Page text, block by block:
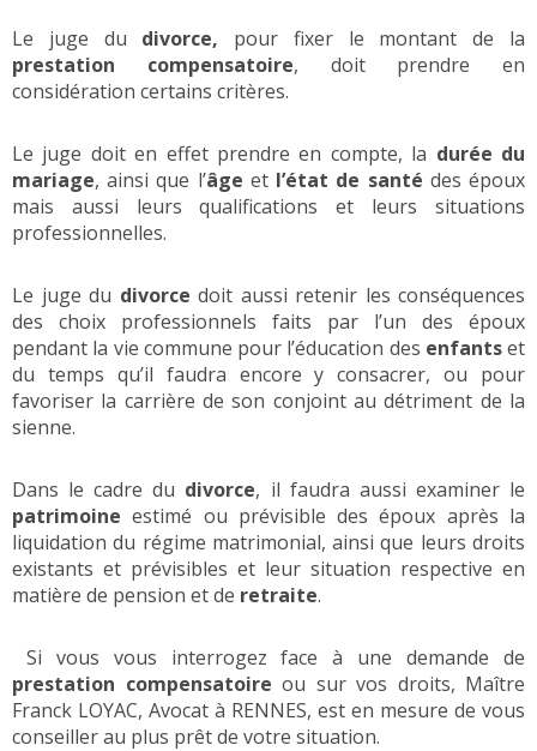
Le juge du divorce, pour fixer le montant de la
prestation compensatoire, doit prendre en
considération certains critères.
Le juge doit en effet prendre en compte, la durée du
mariage, ainsi que l’âge et l’état de santé des époux
mais aussi leurs qualifications et leurs situations
professionnelles.
Le juge du divorce doit aussi retenir les conséquences
des choix professionnels faits par l’un des époux
pendant la vie commune pour l’éducation des enfantset
du temps qu’il faudra encore y consacrer, ou pour
favoriser la carrière de son conjoint au détriment de la
sienne.
Dans le cadre du divorce, il faudra aussi examiner le
patrimoine estimé ou prévisible des époux après la
liquidation du régime matrimonial, ainsi que leurs droits
existants et prévisibles et leur situation respective en
matière de pension et de retraite.
Si vous vous interrogez face à une demande de
prestation compensatoire ou sur vos droits, Maître
Franck LOYAC, Avocat à RENNES, est en mesure de vous
conseiller au plus prêt de votre situation.